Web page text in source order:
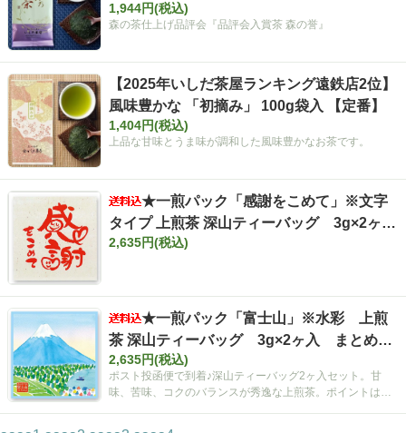
1,944円(税込)
森の茶仕上げ品評会『品評会入賞茶 森の誉』
【2025年いしだ茶屋ランキング遠鉄店2位】
風味豊かな 「初摘み」 100g袋入 【定番】
1,404円(税込)
上品な甘味とうま味が調和した風味豊かなお茶です。
★一煎パック「感謝をこめて」※文字
タイプ 上煎茶 深山ティーバッグ 3g×2ヶ
入 まとめ買いセット【ポスト投函便・送料
2,635円(税込)
★一煎パック「富士山」※水彩 上煎
茶 深山ティーバッグ 3g×2ヶ入 まとめ買
いセット【ポスト投函便・送料込み】
2,635円(税込)
ポスト投函便で到着♪深山ティーバッグ2ヶ入セット。甘
味、苦味、コクのバランスが秀逸な上煎茶。ポイントは空